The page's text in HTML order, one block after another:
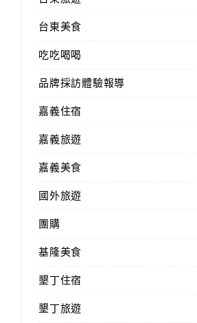
台東美食
吃吃喝喝
品牌採訪體驗報導
嘉義住宿
嘉義旅遊
嘉義美食
國外旅遊
團購
基隆美食
墾丁住宿
墾丁旅遊